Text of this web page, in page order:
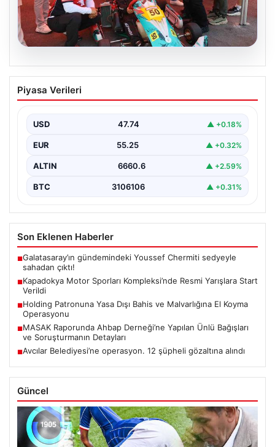
08.08.2026
Kapadokya Motor Sporları
Kompleksi’nde Resmi Yarışlara Start
Kapadokya bölgesinde heyecan ve tutkunun buluştuğu
Kompleksi,…
Piyasa Verileri
USD 47.74 ▲ +0.18%
EUR 55.25 ▲ +0.32%
ALTIN 6660.6 ▲ +2.59%
BTC 3106106 ▲ +0.31%
Son Eklenen Haberler
■Galatasaray’ın gündemindeki Youssef Chermiti sedyeyle
sahadan çıktı!
■Kapadokya Motor Sporları Kompleksi’nde Resmi Yarışlara Start
Verildi
■Holding Patronuna Yasa Dışı Bahis ve Malvarlığına El Koyma
Operasyonu
■MASAK Raporunda Ahbap Derneği’ne Yapılan Ünlü Bağışları
ve Soruşturmanın Detayları
■Avcılar Belediyesi’ne operasyon. 12 şüpheli gözaltına alındı
Güncel